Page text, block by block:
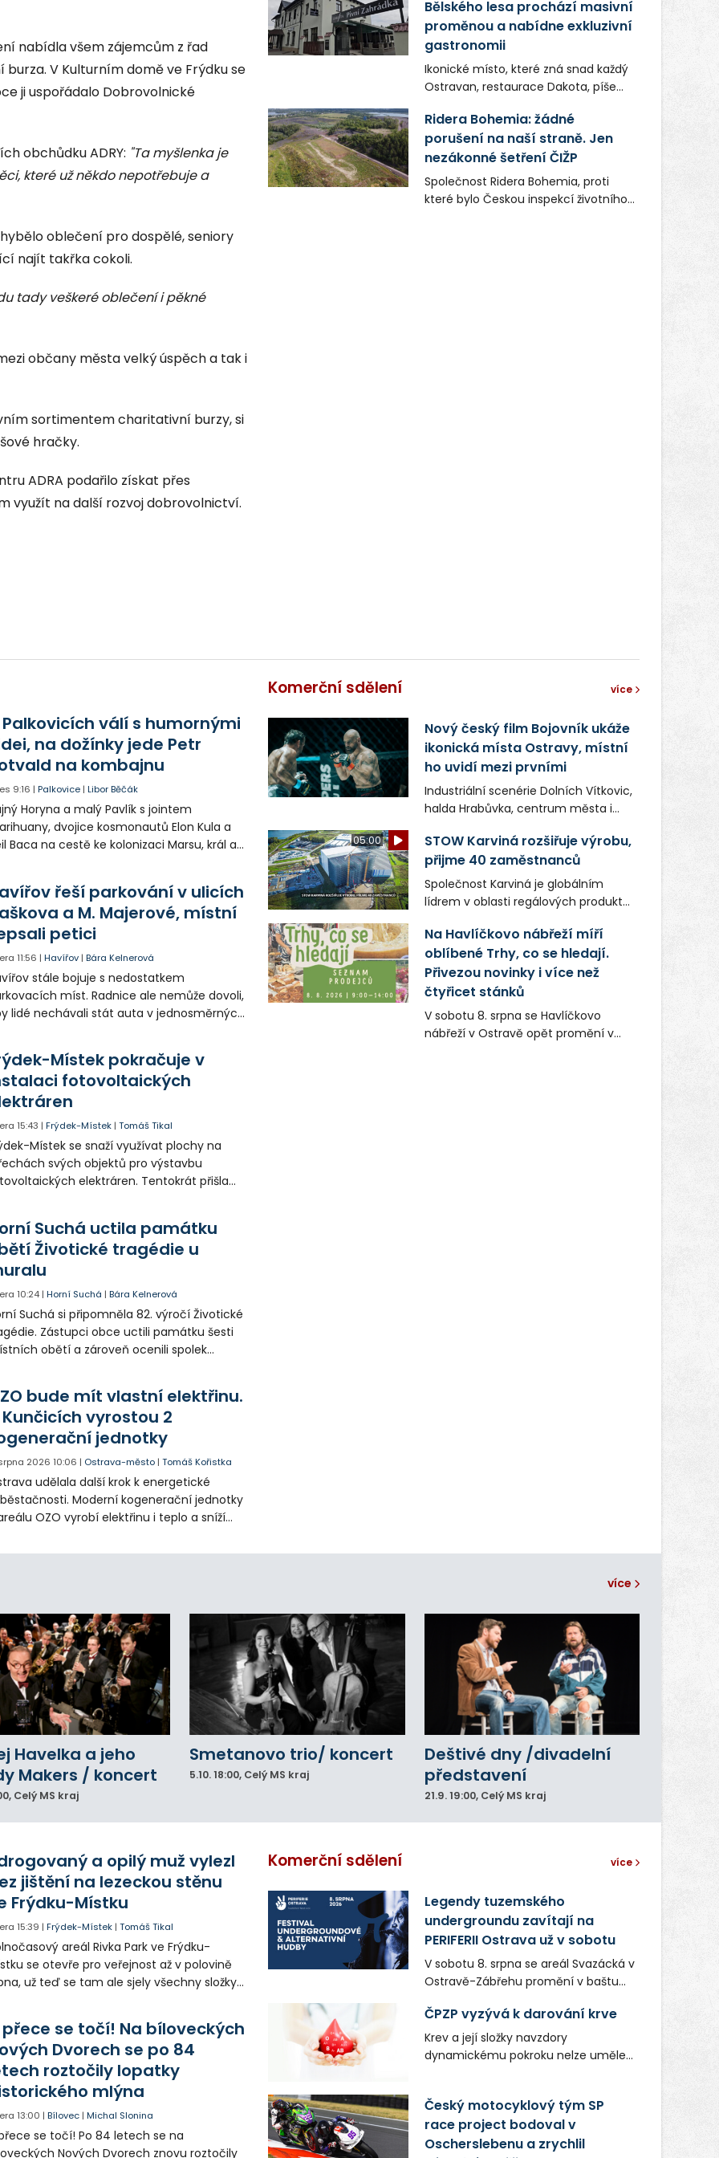
nabídla všem zájemcům z řad
V Kulturním domě ve Frýdku se
ji uspořádalo Dobrovolnické
obchůdku ADRY: "Ta myšlenka je
které už někdo nepotřebuje a
oblečení pro dospělé, seniory
najít takřka cokoli.
tady veškeré oblečení i pěkné
občany města velký úspěch a tak i
sortimentem charitativní burzy, si
hračky.
ADRA podařilo získat přes
využít na další rozvoj dobrovolnictví.
Bělského lesa prochází masivní
proměnou a nabídne exkluzivní
gastronomii
Ikonické místo, které zná snad každý
Ostravan, restaurace Dakota, píše
společnost Dang Investment Group
s.r.o. investuje do projektu přes 50
milionů korun. Cílem je přinést
Ostravě dva špičkové gastronomické
koncepty, které v regionu dosud
chyběly, luxusní středomořskou
Ridera Bohemia: žádné
porušení na naší straně. Jen
nezákonné šetření ČIŽP
Společnost Ridera Bohemia, proti
které bylo Českou inspekcí životního
Palkovicích válí s humornými
na dožínky jede Petr
na kombajnu
9:16 |Palkovice |Libor Běčák
Horyna a malý Pavlík s jointem
dvojice kosmonautů Elon Kula a
Baca na cestě ke kolonizaci Marsu, král a
a místostarosta David Kula.
řeší parkování v ulicích
a M. Majerové, místní
petici
11:56 |Havířov |Bára Kelnerová
stále bojuje s nedostatkem
míst. Radnice ale nemůže dovoli,
lidé nechávali stát auta v jednosměrných
někteří obyvatelé rozhodli sepsat petici.
Místek pokračuje v
fotovoltaických
15:43 |Frýdek-Místek |Tomáš Tikal
Místek se snaží využívat plochy na
svých objektů pro výstavbu
elektráren. Tentokrát přišla
Suchá uctila památku
Životické tragédie u
10:24 |Horní Suchá |Bára Kelnerová
Suchá si připomněla 82. výročí Životické
Zástupci obce uctili památku šesti
obětí a zároveň ocenili spolek
bude mít vlastní elektřinu.
Kunčicích vyrostou 2
jednotky
2026 10:06 | Ostrava-město |Tomáš Kořistka
udělala další krok k energetické
Moderní kogenerační jednotky
OZO vyrobí elektřinu i teplo a sníží
přímo v Kunčicích.
Komerční sdělení více
Nový český film Bojovník ukáže
ikonická místa Ostravy, místní
ho uvidí mezi prvními
Industriální scenérie Dolních Vítkovic,
halda Hrabůvka, centrum města i
v novém filmu Bojovník, který vstoupí
do kin už 13. srpna. Režiséři Vojtěch
Frič a Tomáš Dianiška si
moravskoslezskou metropoli
atmosféra se stala přirozenou
součástí příběhu bývalého
boxerského šampiona Hoffa (Milan
Ondrík), jenž se po letech vrací do
světa vrcholových zápasů, tentokrát
v MMA.
05:00
STOW Karviná rozšiřuje výrobu,
přijme 40 zaměstnanců
Společnost Karviná je globálním
lídrem v oblasti regálových produktů
zaměstnavatelem na Karvinsku a
firmou s obrovským potenciálem.
Na Havlíčkovo nábřeží míří
oblíbené Trhy, co se hledají.
Přivezou novinky i více než
čtyřicet stánků
V sobotu 8. srpna se Havlíčkovo
nábřeží v Ostravě opět promění v
více
Havelka a jeho
Makers / koncert
, Celý MS kraj
Smetanovo trio/ koncert
5.10.18:00, Celý MS kraj
Deštivé dny /divadelní
představení
21.9. 19:00, Celý MS kraj
a opilý muž vylezl
jištění na lezeckou stěnu
Frýdku-Místku
15:39 |Frýdek-Místek |Tomáš Tikal
areál Rivka Park ve Frýdku-
se otevře pro veřejnost až v polovině
už teď se tam ale sjely všechny složky
Vyšplhal na lezeckou stěnu a nemohl
přece se točí! Na bíloveckých
Dvorech se po 84
roztočily lopatky
mlýna
13:00 |Bílovec |Michal Slonina
se točí! Po 84 letech se na
Nových Dvorech znovu roztočily
Komerční sdělení více
Legendy tuzemského
undergroundu zavítají na
PERIFERII Ostrava už v sobotu
V sobotu 8. srpna se areál Svazácká v
Ostravě-Zábřehu promění v baštu
hudby. Uskuteční se zde totiž první
ročník festivalu PERIFERIE Ostrava.
Brány areálu se otevřou půlhodinu po
Vstupenky v ceně 450 Kč jsou v
prodeji.
ČPZP vyzývá k darování krve
Krev a její složky navzdory
dynamickému pokroku nelze uměle
nenahraditelnou tělní tekutinu
neobejde. Naléhavá potřeba doplnit
krevní zásoby nastává vždy v létě,
Český motocyklový tým SP
race project bodoval v
Oscherslebenu a zrychlil